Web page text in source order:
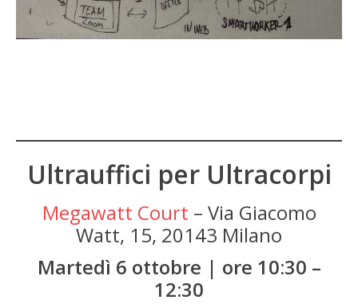
Ultrauffici per Ultracorpi
Megawatt Court – Via Giacomo
Watt, 15, 20143 Milano
Martedì 6 ottobre | ore 10:30 –
12:30